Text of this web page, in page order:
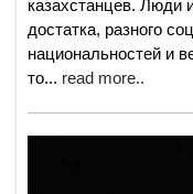
казахстанцев. Люди
достатка, разного
национальностей и
то... read more..